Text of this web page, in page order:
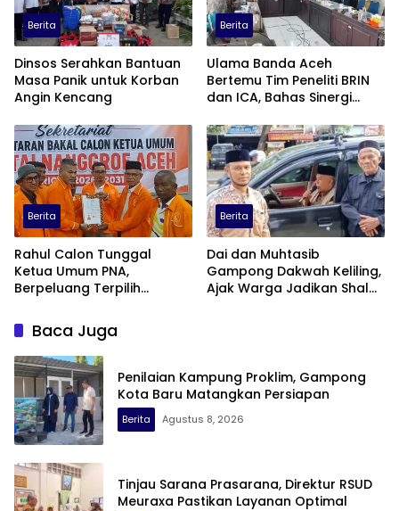
Berita
Dinsos Serahkan Bantuan
Masa Panik untuk Korban
Angin Kencang
Berita
Ulama Banda Aceh
Bertemu Tim Peneliti BRIN
dan ICA, Bahas Sinergi
kemasalahatan Umat
Berita
Rahul Calon Tunggal
Ketua Umum PNA,
Berpeluang Terpilih
Berita
Dai dan Muhtasib
Gampong Dakwah Keliling,
Ajak Warga Jadikan Shalat
Baca Juga
Penilaian Kampung Proklim, Gampong
Kota Baru Matangkan Persiapan
Berita Agustus 8, 2026
Tinjau Sarana Prasarana, Direktur RSUD
Meuraxa Pastikan Layanan Optimal